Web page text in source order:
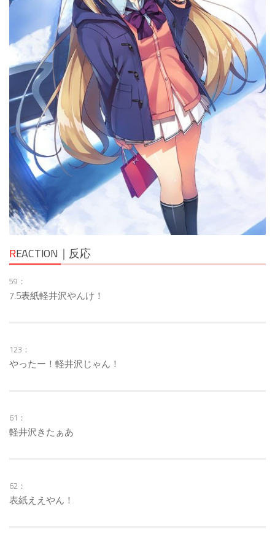
REACTION｜反応
59：
7.5表紙軽井沢やんけ！
123：
やったー！軽井沢じゃん！
61：
軽井沢きたぁあ
62：
表紙ええやん！